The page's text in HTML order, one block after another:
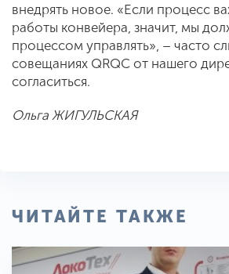
внедрять новое. «Если процесс
работы конвейера, значит, мы
процессом управлять», – часто
совещаниях QRQC от нашего
согласиться.
Ольга ЖИГУЛЬСКАЯ
ЧИТАЙТЕ ТАКЖЕ